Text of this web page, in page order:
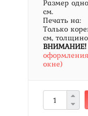
Размер
см.
Печать на:
Только
см,
ВНИМАНИЕ!
окне)